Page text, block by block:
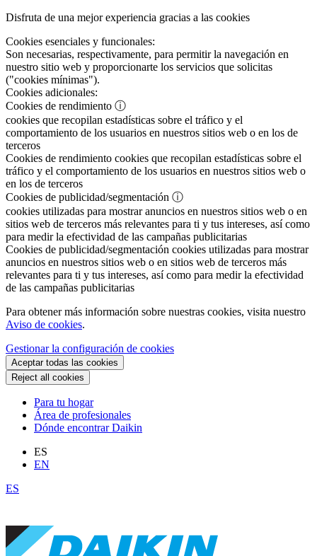
Disfruta de una mejor experiencia gracias a las cookies
Cookies esenciales y funcionales:
Son necesarias, respectivamente, para permitir la navegación en
nuestro sitio web y proporcionarte los servicios que solicitas
("cookies mínimas").
Cookies adicionales:
Cookies de rendimiento ⓘ
cookies que recopilan estadísticas sobre el tráfico y el
comportamiento de los usuarios en nuestros sitios web o en los de
terceros
Cookies de rendimiento cookies que recopilan estadísticas sobre el
tráfico y el comportamiento de los usuarios en nuestros sitios web o
en los de terceros
Cookies de publicidad/segmentación ⓘ
cookies utilizadas para mostrar anuncios en nuestros sitios web o en
sitios web de terceros más relevantes para ti y tus intereses, así como
para medir la efectividad de las campañas publicitarias
Cookies de publicidad/segmentación cookies utilizadas para mostrar
anuncios en nuestros sitios web o en sitios web de terceros más
relevantes para ti y tus intereses, así como para medir la efectividad
de las campañas publicitarias
Para obtener más información sobre nuestras cookies, visita nuestro
Aviso de cookies.
Gestionar la configuración de cookies
Aceptar todas las cookies
Reject all cookies
Para tu hogar
Área de profesionales
Dónde encontrar Daikin
ES
EN
ES